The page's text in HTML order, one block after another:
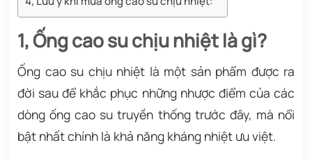
1, Ống cao su chịu nhiệt là gì?
Ống cao su chịu nhiệt là một sản phẩm được ra
đời sau để khắc phục những nhược điểm của các
dòng ống cao su truyền thống trước đây, mà nổi
bật nhất chính là khả năng kháng nhiệt ưu việt.